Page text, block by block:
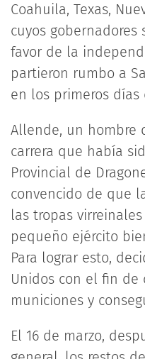
Coahuila, Texas,
cuyos
favor de la
partieron rumbo a
en los primeros días
Allende, un hombre
carrera que había
Provincial de
convencido de que
las tropas
pequeño ejército
Para lograr esto,
Unidos con el fin de
municiones y
El 16 de marzo,